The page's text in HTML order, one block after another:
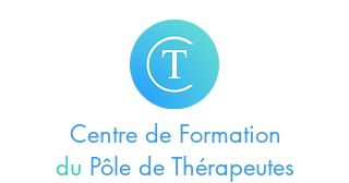
Centre de Formation
du Pôle de Thérapeutes